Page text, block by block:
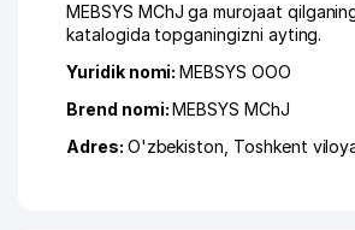
MEBSYS MChJ ga murojaat
katalogida topganingizni ayting.
Yuridik nomi:MEBSYS ООО
Brend nomi:MEBSYS MChJ
Adres: O'zbekiston, Toshkent